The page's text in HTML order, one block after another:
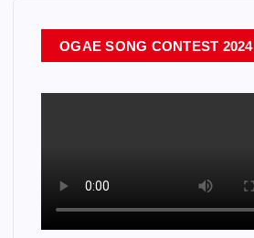
OGAE SONG CONTEST 2024